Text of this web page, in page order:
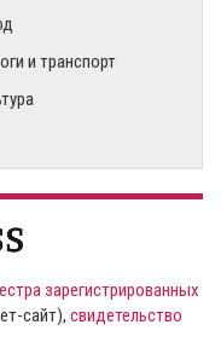
и транспорт
зарегистрированных
сайт), свидетельство